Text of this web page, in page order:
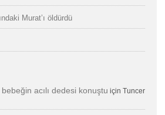
Murat’ı öldürdü
acılı dedesi konuştu için Tuncer